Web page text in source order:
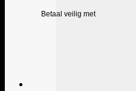
Betaal veilig met